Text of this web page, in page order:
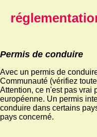
Permis de conduire
Avec un permis de
Communauté (vérifiez
Attention, ce n'est pas vrai
européenne. Un permis
conduire dans certains
pays concerné.